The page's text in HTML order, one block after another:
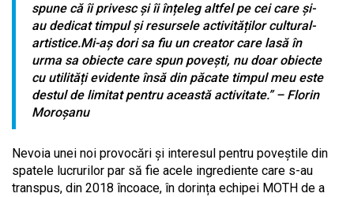
spune că îi privesc și îi înțeleg altfel pe cei care și-
au dedicat timpul și resursele activităților cultural-
artistice.Mi-aș dori sa fiu un creator care lasă în
urma sa obiecte care spun povești, nu doar obiecte
cu utilități evidente însă din păcate timpul meu este
destul de limitat pentru această activitate.” – Florin
Moroșanu
Nevoia unei noi provocări și interesul pentru poveștile din
spatele lucrurilor par să fie acele ingrediente care s-au
transpus, din 2018 încoace, în dorința echipei MOTH de a